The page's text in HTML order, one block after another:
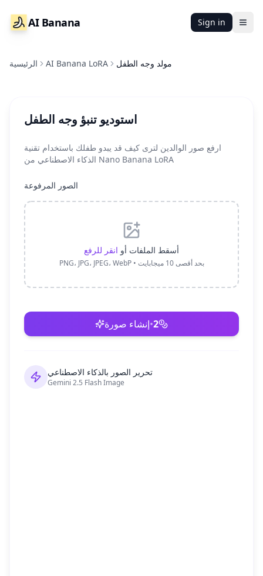
AI Banana Sign in
الرئيسية AI Banana LoRA مولد وجه الطفل
استوديو تنبؤ وجه الطفل
ارفع صور الوالدين لترى كيف قد يبدو طفلك باستخدام تقنية
الذكاء الاصطناعي من Nano Banana LoRA
الصور المرفوعة
أسقط الملفات أو انقر للرفع
PNG، JPG، JPEG، WebP • بحد أقصى 10 ميجابايت
إنشاء صورة•2
تحرير الصور بالذكاء الاصطناعي
Gemini 2.5 Flash Image